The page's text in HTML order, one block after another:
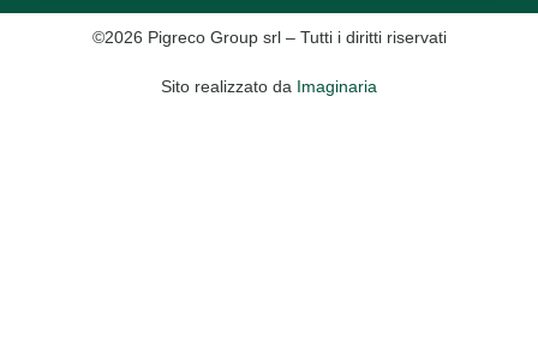
©2026 Pigreco Group srl – Tutti i diritti riservati
Sito realizzato da Imaginaria